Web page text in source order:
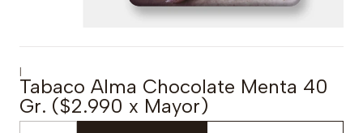
|
Tabaco Alma Chocolate Menta 40
Gr. ($2.990 x Mayor)